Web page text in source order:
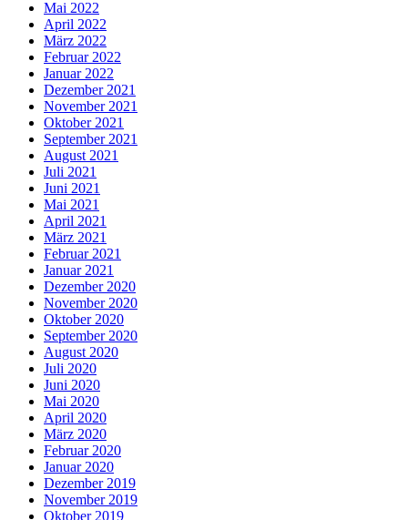
Mai 2022
April 2022
März 2022
Februar 2022
Januar 2022
Dezember 2021
November 2021
Oktober 2021
September 2021
August 2021
Juli 2021
Juni 2021
Mai 2021
April 2021
März 2021
Februar 2021
Januar 2021
Dezember 2020
November 2020
Oktober 2020
September 2020
August 2020
Juli 2020
Juni 2020
Mai 2020
April 2020
März 2020
Februar 2020
Januar 2020
Dezember 2019
November 2019
Oktober 2019